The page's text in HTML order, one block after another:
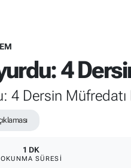
4
4 Dersin
1 DK
OKUNMA SÜRESI